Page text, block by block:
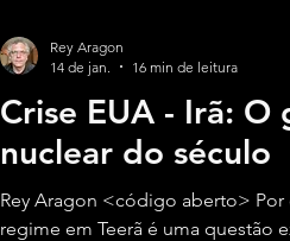
Crise EUA - Irã: O
nuclear do século
Rey Aragon <código aberto>
regime em Teerã é uma questão
Rey Aragon
14 de jan.
16 min de leitura